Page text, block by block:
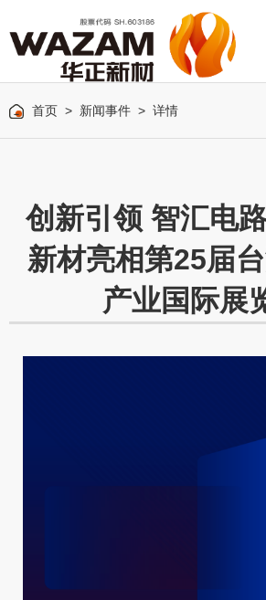
首页 > 新闻事件 > 详情
创新引领 智汇电
新材亮相第25届
产业国际展